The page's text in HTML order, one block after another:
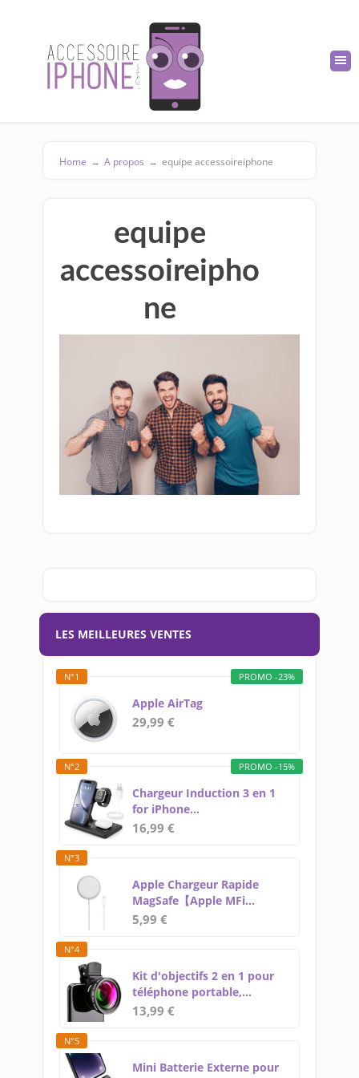
Home → A propos → equipe accessoireiphone
equipe
accessoireipho
ne
LES MEILLEURES VENTES
PROMO -23%
N°1
Apple AirTag
29,99 €
PROMO -15%
N°2
Chargeur Induction 3 en 1
for iPhone...
16,99 €
N°3
Apple Chargeur Rapide
MagSafe【Apple MFi...
5,99 €
N°4
Kit d'objectifs 2 en 1 pour
téléphone portable,...
13,99 €
N°5
Mini Batterie Externe pour